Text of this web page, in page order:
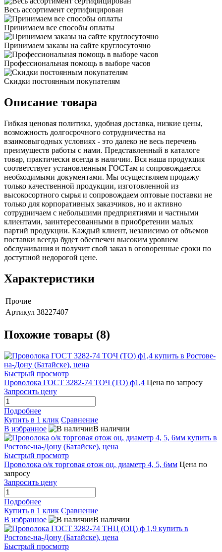
Весь ассортимент сертифицирован
Принимаем все способы оплаты
Принимаем заказы на сайте круглосуточно
Профессиональная помощь в выборе часов
Скидки постоянным покупателям
Описание товара
Гибкая ценовая политика, удобная доставка, низкие цены,
возможность долгосрочного сотрудничества на
взаимовыгодных условиях - это далеко не весь перечень
преимуществ работы с нами. Представленный в каталоге
товар, практически всегда в наличии. Вся наша продукция
соответствует установленным ГОСТам и сопровождается
необходимыми документами. Мы осуществляем продажу
только качественной продукции, изготовленной из
высокосортного сырья и сопровождаем оптовые поставки не
только для корпоративных заказчиков, но и активно
сотрудничаем с небольшими предприятиями и частными
клиентами, заинтересованными в приобретении малых
партий продукции. Каждый клиент, независимо от объемов
поставки всегда будет обеспечен высоким уровнем
обслуживания и получит свой заказ в оговоренные сроки по
доступной недорогой цене.
Характеристики
Прочие
Артикул 38227407
Похожие товары (8)
Быстрый просмотр
Проволока ГОСТ 3282-74 ТОЧ (ТО) ф1,4 Цена по запросу
Запросить цену
Подробнее
Купить в 1 клик Сравнение
В избранное
В наличии
Быстрый просмотр
Проволока о/к торговая отож оц, диаметр 4, 5, 6мм Цена по
запросу
Запросить цену
Подробнее
Купить в 1 клик Сравнение
В избранное
В наличии
Быстрый просмотр